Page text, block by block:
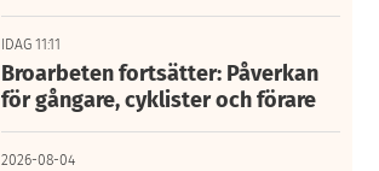
IDAG 11:11
Broarbeten fortsätter: Påverkan
för gångare, cyklister och förare
2026-08-04